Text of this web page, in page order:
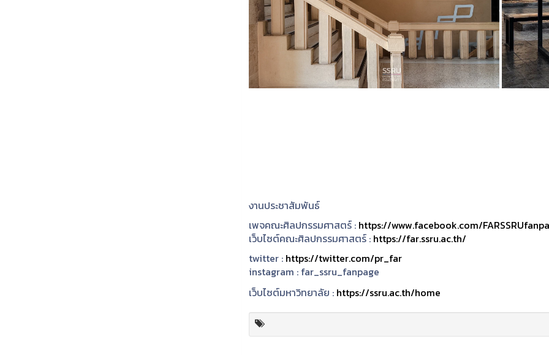
งานประชาสัมพันธ์
เพจคณะศิลปกรรมศาสตร์ : https://www.facebook.com/
เว็บไซต์คณะศิลปกรรมศาสตร์ : https://far.ssru.ac.th/
twitter : https://twitter.com/pr_far
instagram : far_ssru_fanpage
เว็บไซต์มหาวิทยาลัย : https://ssru.ac.th/home